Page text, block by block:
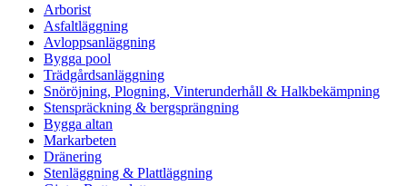
Arborist
Asfaltläggning
Avloppsanläggning
Bygga pool
Trädgårdsanläggning
Snöröjning, Plogning, Vinterunderhåll & Halkbekämpning
Stenspräckning & bergsprängning
Bygga altan
Markarbeten
Dränering
Stenläggning & Plattläggning